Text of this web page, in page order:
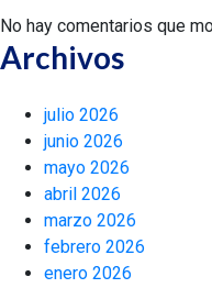
No hay comentarios que
Archivos
julio 2026
junio 2026
mayo 2026
abril 2026
marzo 2026
febrero 2026
enero 2026